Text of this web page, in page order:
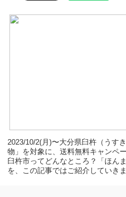
2023/10/2(月)〜大分県臼杵（うす
物」を対象に、送料無料キャンペ
臼杵市ってどんなところ？「ほん
を、この記事ではご紹介していき